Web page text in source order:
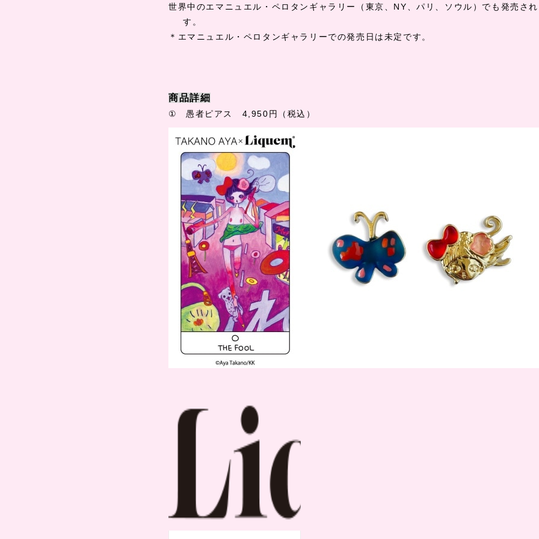
世界中のエマニュエル・ペロタンギャラリー（東京、 NY
、パリ、ソウル）でも発売さ
す。
＊エマニュエル・ペロタンギャラリーでの発売日は未定です。
商品詳細
① 愚者ピアス 4,950円（税込）